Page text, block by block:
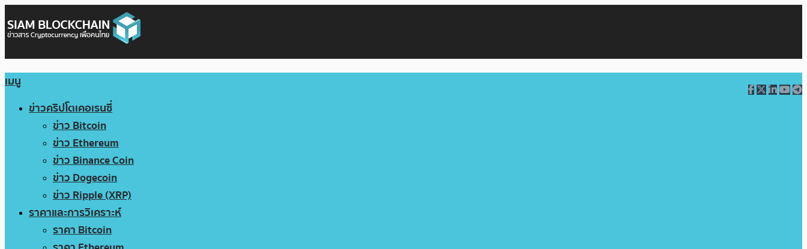
เมนู
ข่าวคริปโตเคอเรนซี่
ข่าว Bitcoin
ข่าว Ethereum
ข่าว Binance Coin
ข่าว Dogecoin
ข่าว Ripple (XRP)
ราคาและการวิเคราะห์
ราคา Bitcoin